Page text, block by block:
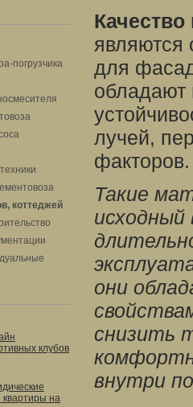
погрузчика
коттеджей
клубов
квартиры на
являются
для
обладают
лучей,
факторов.
Такие
они
снизить
внутри